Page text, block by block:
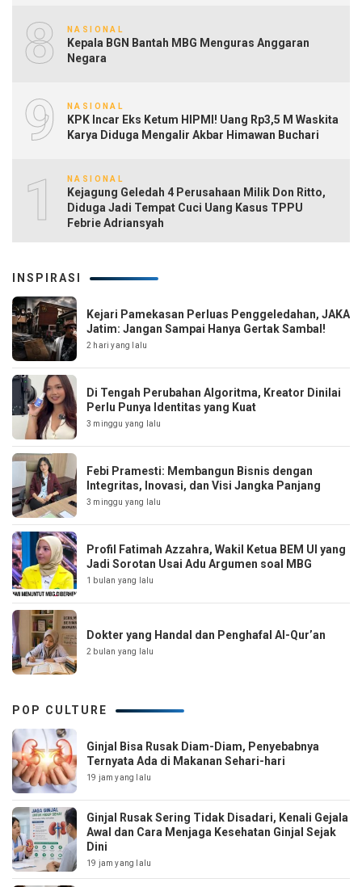
8 NASIONAL
Kepala BGN Bantah MBG Menguras Anggaran
Negara
9 NASIONAL
KPK Incar Eks Ketum HIPMI! Uang Rp3,5 M Waskita
Karya Diduga Mengalir Akbar Himawan Buchari
10NASIONAL
Kejagung Geledah 4 Perusahaan Milik Don Ritto,
Diduga Jadi Tempat Cuci Uang Kasus TPPU
Febrie Adriansyah
INSPIRASI
Kejari Pamekasan Perluas Penggeledahan, JAKA
Jatim: Jangan Sampai Hanya Gertak Sambal!
2 hari yang lalu
Di Tengah Perubahan Algoritma, Kreator Dinilai
Perlu Punya Identitas yang Kuat
3 minggu yang lalu
Febi Pramesti: Membangun Bisnis dengan
Integritas, Inovasi, dan Visi Jangka Panjang
3 minggu yang lalu
Profil Fatimah Azzahra, Wakil Ketua BEM UI yang
Jadi Sorotan Usai Adu Argumen soal MBG
1 bulan yang lalu
Dokter yang Handal dan Penghafal Al-Qur’an
2 bulan yang lalu
POP CULTURE
Ginjal Bisa Rusak Diam-Diam, Penyebabnya
Ternyata Ada di Makanan Sehari-hari
19 jam yang lalu
Ginjal Rusak Sering Tidak Disadari, Kenali Gejala
Awal dan Cara Menjaga Kesehatan Ginjal Sejak
Dini
19 jam yang lalu